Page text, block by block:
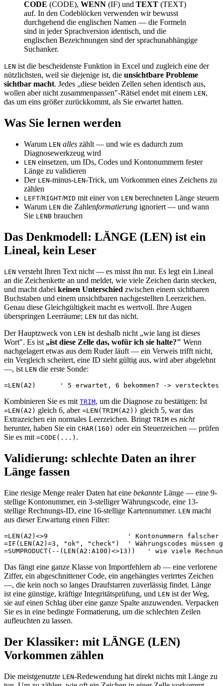
CODE (CODE), WENN (IF) und TEXT (TEXT)
auf. In den Codeblöcken verwenden wir bewusst
durchgehend die englischen Namen — die Formeln
sind in jeder Sprachversion identisch, und die
englischen Bezeichnungen sind der sprachunabhängige
Suchanker.
LEN ist die bescheidenste Funktion in Excel und zugleich eine der
nützlichsten, weil sie diejenige ist, die unsichtbare Probleme
sichtbar macht. Jedes „diese beiden Zellen sehen identisch aus,
wollen aber nicht zusammenpassen"-Rätsel endet mit einem LEN,
das um eins größer zurückkommt, als Sie erwartet hatten.
Was Sie lernen werden
Warum LEN alles zählt — und wie es dadurch zum
Diagnosewerkzeug wird
LEN einsetzen, um IDs, Codes und Kontonummern fester
Länge zu validieren
Der LEN-minus-LEN-Trick, um Vorkommen eines Zeichens zu
zählen
LEFT/RIGHT/MID mit einer von LEN berechneten Länge steuern
Warum LEN die Zahlenformatierung ignoriert — und wann
Sie LENB brauchen
Das Denkmodell: LÄNGE (LEN) ist ein
Lineal, kein Leser
LEN versteht Ihren Text nicht — es misst ihn nur. Es legt ein Lineal
an die Zeichenkette an und meldet, wie viele Zeichen darin stecken,
und macht dabei keinen Unterschied zwischen einem sichtbaren
Buchstaben und einem unsichtbaren nachgestellten Leerzeichen.
Genau diese Gleichgültigkeit macht es wertvoll. Ihre Augen
überspringen Leerräume; LEN tut das nicht.
Der Hauptzweck von LEN ist deshalb nicht „wie lang ist dieses
Wort". Es ist „ist diese Zelle das, wofür ich sie halte?" Wenn
nachgelagert etwas aus dem Ruder läuft — ein Verweis trifft nicht,
ein Vergleich scheitert, eine ID sieht gültig aus, wird aber abgelehnt
—, ist LEN die erste Sonde:
Kombinieren Sie es mit TRIM, um die Diagnose zu bestätigen: Ist
=LEN(A2) gleich 6, aber =LEN(TRIM(A2)) gleich 5, war das
Extrazeichen ein normales Leerzeichen. Bringt TRIM es nicht
herunter, haben Sie ein CHAR(160) oder ein Steuerzeichen — prüfen
Sie es mit =CODE(...) .
Validierung: schlechte Daten an ihrer
Länge fassen
Eine riesige Menge realer Daten hat eine bekannte Länge — eine 9-
stellige Kontonummer, ein 3-stelliger Währungscode, eine 13-
stellige Rechnungs-ID, eine 16-stellige Kartennummer. LEN macht
aus dieser Erwartung einen Filter:
=LEN(A2)<>9                    ' Kontonummern falscher
=IF(LEN(A2)=3, "ok", "check")  ' Währungscodes müssen
Das fängt eine ganze Klasse von Importfehlern ab — eine verlorene
Ziffer, ein abgeschnittener Code, ein angehängtes verirrtes Zeichen
—, die kein noch so langes Draufstarren zuverlässig findet. Länge
ist eine günstige, kräftige Integritätsprüfung, und LEN ist der Weg,
sie auf einen Schlag über eine ganze Spalte anzuwenden. Verpacken
Sie es in eine bedingte Formatierung, um die schlechten Zeilen
aufleuchten zu lassen.
Der Klassiker: mit LÄNGE (LEN)
Vorkommen zählen
Die meistgenutzte LEN-Redewendung hat direkt nichts mit Länge zu